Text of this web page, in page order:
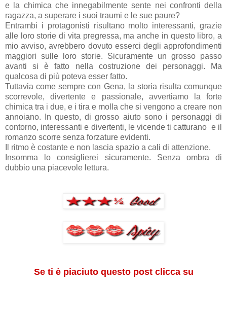
e la chimica che innegabilmente sente nei confronti della
ragazza, a superare i suoi traumi e le sue paure?
Entrambi i protagonisti risultano molto interessanti, grazie
alle loro storie di vita pregressa, ma anche in questo libro, a
mio avviso, avrebbero dovuto esserci degli approfondimenti
maggiori sulle loro storie. Sicuramente un grosso passo
avanti si è fatto nella costruzione dei personaggi. Ma
qualcosa di più poteva esser fatto.
Tuttavia come sempre con Gena, la storia risulta comunque
scorrevole, divertente e passionale, avvertiamo la forte
chimica tra i due, e i tira e molla che si vengono a creare non
annoiano. In questo, di grosso aiuto sono i personaggi di
contorno, interessanti e divertenti, le vicende ti catturano e il
romanzo scorre senza forzature evidenti.
Il ritmo è costante e non lascia spazio a cali di attenzione.
Insomma lo consiglierei sicuramente. Senza ombra di
dubbio una piacevole lettura.
Se ti è piaciuto questo post clicca su